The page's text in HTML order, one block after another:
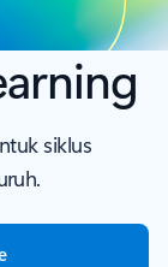
siklus